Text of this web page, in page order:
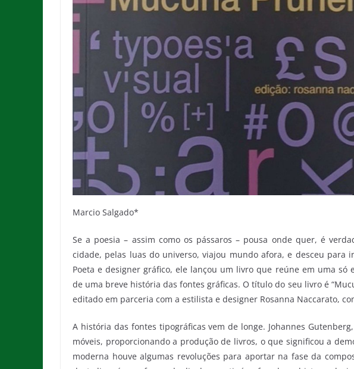
Marcio Salgado*
Se a poesia – assim como os pássaros – pousa onde quer, é
cidade, pelas luas do universo, viajou mundo afora, e desceu para
Poeta e designer gráfico, ele lançou um livro que reúne em uma só
de uma breve história das fontes gráficas. O título do seu livro é
editado em parceria com a estilista e designer Rosanna Naccarato,
A história das fontes tipográficas vem de longe. Johannes
móveis, proporcionando a produção de livros, o que significou a
moderna houve algumas revoluções para aportar na fase da